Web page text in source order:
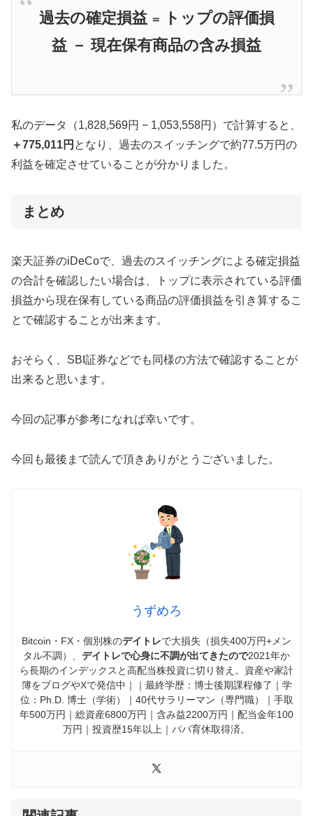
過去の確定損益 ＝
トップの評価損
益 － 現在保有商品の含み損益
私のデータ（1,828,569円 − 1,053,558円）で計算すると、
＋775,011円 となり、過去のスイッチングで約77.5万円の
利益を確定させていることが分かりました。
まとめ
楽天証券のiDeCoで、過去のスイッチングによる確定損益
の合計を確認したい場合は、トップに表示されている評価
損益から現在保有している商品の評価損益を引き算するこ
とで確認することが出来ます。
おそらく、SBI証券などでも同様の方法で確認することが
出来ると思います。
今回の記事が参考になれば幸いです。
今回も最後まで読んで頂きありがとうございました。
うずめろ
Bitcoin・FX・個別株のデイトレで大損失（損失400万円+メン
タル不調）、 デイトレで心身に不調が出てきたので2021年か
ら長期のインデックスと高配当株投資に切り替え。資産や家計
簿をブログやXで発信中｜｜最終学歴：博士後期課程修了｜学
位：Ph.D. 博士（学術）｜40代サラリーマン（専門職）｜手取
年500万円｜総資産6800万円｜含み益2200万円｜配当金年100
万円｜投資歴15年以上｜パパ育休取得済。